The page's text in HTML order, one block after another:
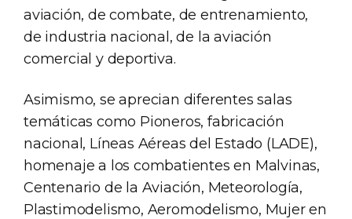
aviación, de combate, de entrenamiento,
de industria nacional, de la aviación
comercial y deportiva.
Asimismo, se aprecian diferentes salas
temáticas como Pioneros, fabricación
nacional, Líneas Aéreas del Estado (LADE),
homenaje a los combatientes en Malvinas,
Centenario de la Aviación, Meteorología,
Plastimodelismo, Aeromodelismo, Mujer en